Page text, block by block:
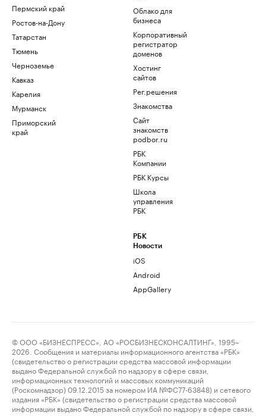
Пермский край
Ростов-на-Дону
Татарстан
Тюмень
Черноземье
Кавказ
Карелия
Мурманск
Приморский
край
Облако для
бизнеса
Корпоративный
регистратор
доменов
Хостинг
сайтов
Рег.решения
Знакомства
Сайт
знакомств
podbor.ru
РБК
Компании
РБК Курсы
Школа
управления
РБК
РБК
Новости
iOS
Android
AppGallery
© ООО «БИЗНЕСПРЕСС», АО «РОСБИЗНЕСКОНСАЛТИНГ», 1995–
2026. Сообщения и материалы информационного агентства «РБК»
(свидетельство о регистрации средства массовой информации
выдано Федеральной службой по надзору в сфере связи,
информационных технологий и массовых коммуникаций
(Роскомнадзор) 09.12.2015 за номером ИА №ФС77-63848) и сетевого
издания «РБК» (свидетельство о регистрации средства массовой
информации выдано Федеральной службой по надзору в сфере связи,